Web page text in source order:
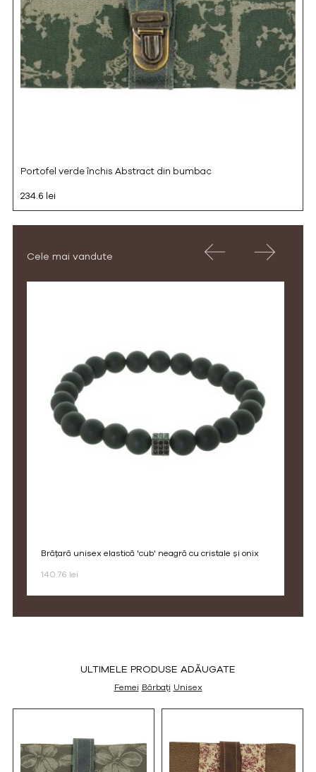
Portofel verde închis Abstract din bumbac
234.6 lei
Cele mai vandute
brățară unisex elastică 'cub' neagră cu cristale și onix
140.76 lei
ULTIMELE PRODUSE ADĂUGATE
Femei Bărbați Unisex